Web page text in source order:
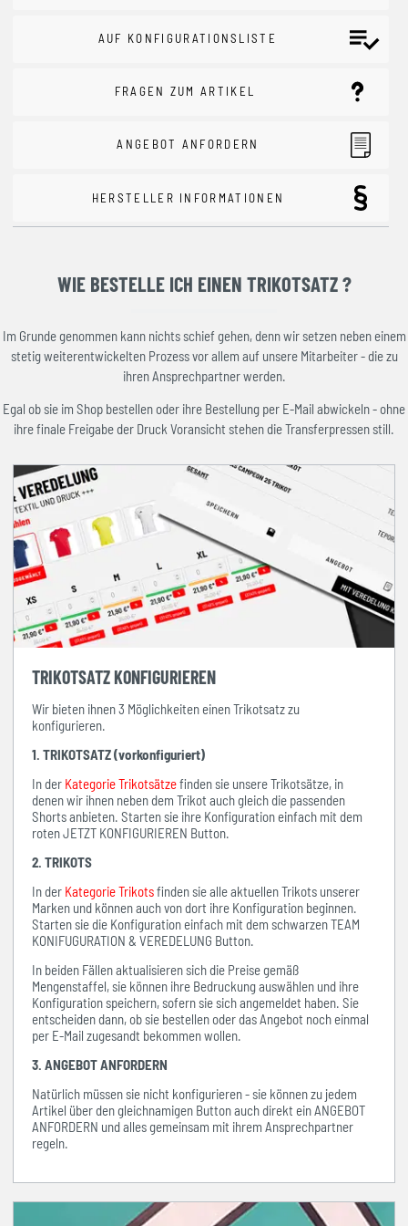
AUF KONFIGURATIONSLISTE
FRAGEN ZUM ARTIKEL
ANGEBOT ANFORDERN
HERSTELLER INFORMATIONEN
WIE BESTELLE ICH EINEN TRIKOTSATZ ?
Im Grunde genommen kann nichts schief gehen, denn wir setzen neben einem
stetig weiterentwickelten Prozess vor allem auf unsere Mitarbeiter - die zu
ihren Ansprechpartner werden.
Egal ob sie im Shop bestellen oder ihre Bestellung per E-Mail abwickeln - ohne
ihre finale Freigabe der Druck Voransicht stehen die Transferpressen still.
TRIKOTSATZ KONFIGURIEREN
Wir bieten ihnen 3 Möglichkeiten einen Trikotsatz zu
konfigurieren.
1. TRIKOTSATZ (vorkonfiguriert)
In der Kategorie Trikotsätzefinden sie unsere Trikotsätze, in
denen wir ihnen neben dem Trikot auch gleich die passenden
Shorts anbieten. Starten sie ihre Konfiguration einfach mit dem
roten JETZT KONFIGURIEREN Button.
2. TRIKOTS
In der Kategorie Trikotsfinden sie alle aktuellen Trikots unserer
Marken und können auch von dort ihre Konfiguration beginnen.
Starten sie die Konfiguration einfach mit dem schwarzen TEAM
KONIFUGURATION & VEREDELUNG Button.
In beiden Fällen aktualisieren sich die Preise gemäß
Mengenstaffel, sie können ihre Bedruckung auswählen und ihre
Konfiguration speichern, sofern sie sich angemeldet haben. Sie
entscheiden dann, ob sie bestellen oder das Angebot noch einmal
per E-Mail zugesandt bekommen wollen.
3. ANGEBOT ANFORDERN
Natürlich müssen sie nicht konfigurieren - sie können zu jedem
Artikel über den gleichnamigen Button auch direkt ein ANGEBOT
ANFORDERN und alles gemeinsam mit ihrem Ansprechpartner
regeln.